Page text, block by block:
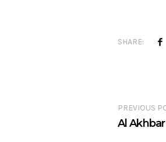
SHARE:
PREVIOUS
Al